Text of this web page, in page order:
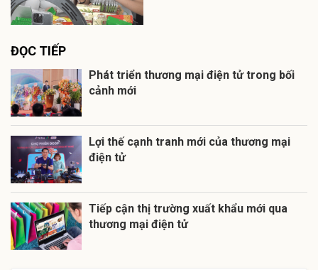
ĐỌC TIẾP
Phát triển thương mại điện tử trong bối
cảnh mới
Lợi thế cạnh tranh mới của thương mại
điện tử
Tiếp cận thị trường xuất khẩu mới qua
thương mại điện tử